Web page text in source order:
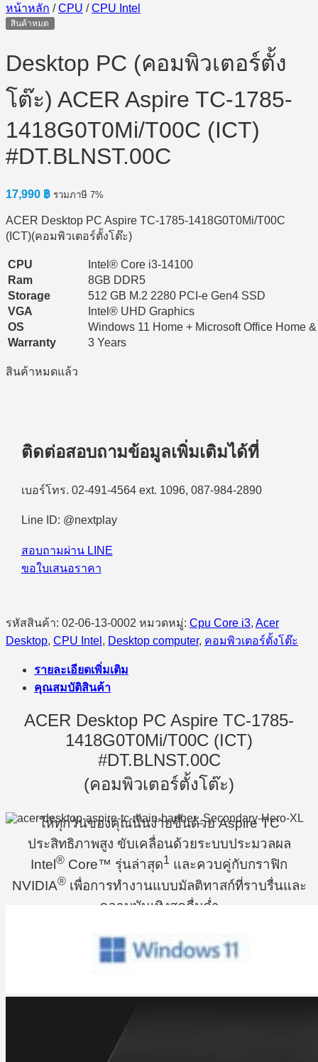
หน้าหลัก / CPU / CPU Intel
สินค้าหมด
Desktop PC (คอมพิวเตอร์ตั้ง
โต๊ะ) ACER Aspire TC-1785-
1418G0T0Mi/T00C (ICT)
#DT.BLNST.00C
17,990 ฿ รวมภาษี 7%
ACER Desktop PC Aspire TC-1785-1418G0T0Mi/T00C
(ICT)(คอมพิวเตอร์ตั้งโต๊ะ)
CPU
Intel® Core i3-14100
Ram
8GB DDR5
Storage
512 GB M.2 2280 PCI-e Gen4 SSD
VGA
Intel® UHD Graphics
OS
Windows 11 Home + Microsoft Office Home
Warranty
3 Years
สินค้าหมดแล้ว
ติดต่อสอบถามข้อมูลเพิ่มเติมได้ที่
เบอร์โทร. 02-491-4564 ext. 1096, 087-984-2890
Line ID: @nextplay
สอบถามผ่าน LINE
ขอใบเสนอราคา
รหัสสินค้า: 02-06-13-0002 หมวดหมู่: Cpu Core i3, Acer
Desktop, CPU Intel , Desktop computer, คอมพิวเตอร์ตั้งโต๊ะ
รายละเอียดเพิ่มเติม
คุณสมบัติสินค้า
ACER Desktop PC Aspire TC-1785-
1418G0T0Mi/T00C (ICT)
#DT.BLNST.00C
(คอมพิวเตอร์ตั้งโต๊ะ)
ให้ทุกวันของคุณนั้นง่ายขึ้นด้วย Aspire TC
ประสิทธิภาพสูง ขับเคลื่อนด้วยระบบประมวลผล
Intel ® Core™ รุ่นล่าสุด1 และควบคู่กับกราฟิก
NVIDIA®เพื่อการทำงานแบบมัลติทาสก์ที่ราบรื่นและ
ความบันเทิงสุดดื่มด่ำ